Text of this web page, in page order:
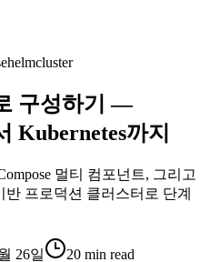
helmcluster
구성하기 —
Kubernetes까지
멀티 컴포넌트, 그리고
반 프로덕션 클러스터로 단계
26일 20 min read